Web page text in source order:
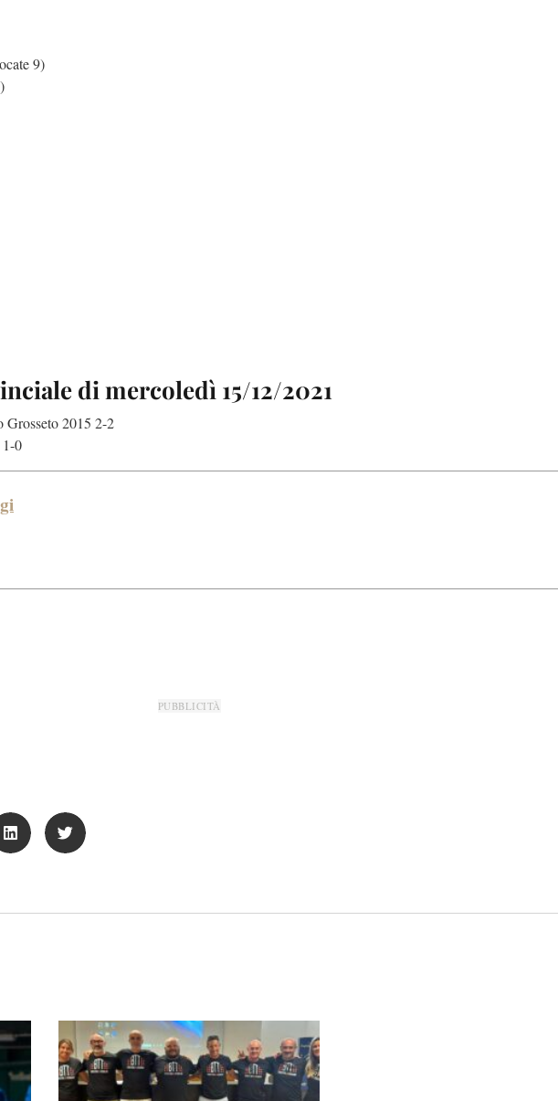
9)
di mercoledì 15/12/2021
2015 2-2
0
PUBBLICITÀ